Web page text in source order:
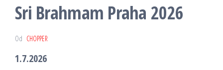
Sri Brahmam Praha 2026
Od CHOPPER
1.7.2026